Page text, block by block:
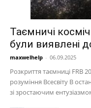
Таємничі
були виявлені
maxwelhelp - 06.09.2025
Розкриття таємниці FRB
розуміння Всесвіту В
зі зростаючим